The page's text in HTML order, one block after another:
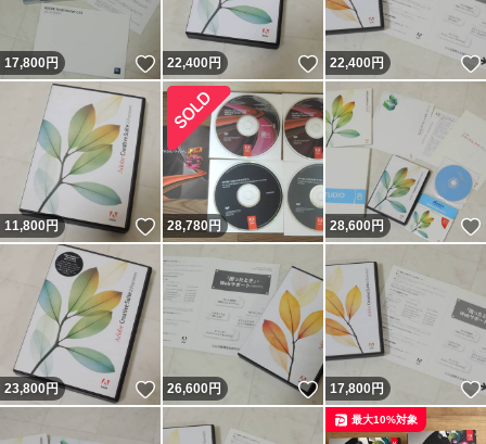
17,800円 いいね！
22,400円 いいね！
22,400円
11,800円 いいね！
28,780 円 28,600円
23,800円 いいね！
26,600円 いいね！
17,800円
最大10%対象